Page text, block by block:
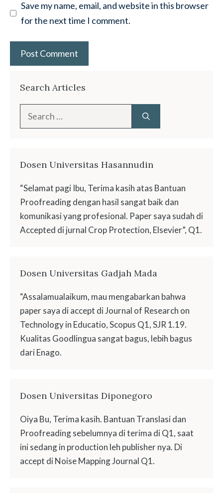
Save my name, email, and website in this browser
for the next time I comment.
Search Articles
Dosen Universitas Hasannudin
“Selamat pagi Ibu, Terima kasih atas Bantuan
Proofreading dengan hasil sangat baik dan
komunikasi yang profesional. Paper saya sudah di
Accepted di jurnal Crop Protection, Elsevier”, Q1.
Dosen Universitas Gadjah Mada
“Assalamualaikum, mau mengabarkan bahwa
paper saya di accept di Journal of Research on
Technology in Educatio, Scopus Q1, SJR 1.19.
Kualitas Goodlingua sangat bagus, lebih bagus
dari Enago.
Dosen Universitas Diponegoro
Oiya Bu, Terima kasih. Bantuan Translasi dan
Proofreading sebelumnya di terima di Q1, saat
ini sedang in production leh publisher nya. Di
accept di Noise Mapping Journal Q1.